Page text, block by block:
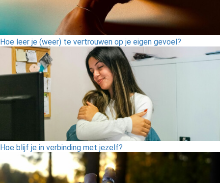
Hoe leer je (weer) te vertrouwen op je eigen gevoel?
Hoe blijf je in verbinding met jezelf?